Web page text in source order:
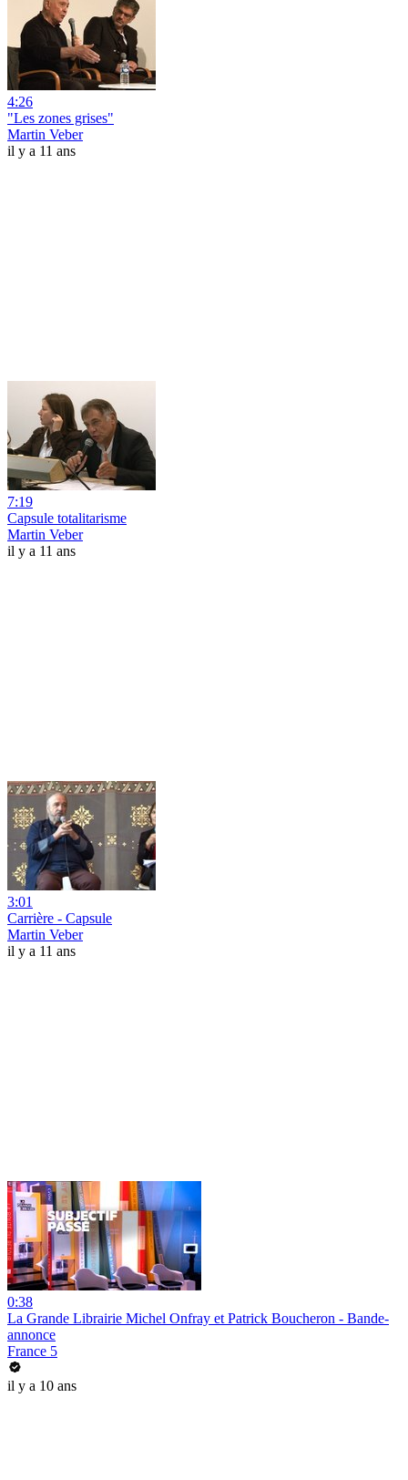
4:26
"Les zones grises"
Martin Veber
il y a 11 ans
7:19
Capsule totalitarisme
Martin Veber
il y a 11 ans
3:01
Carrière - Capsule
Martin Veber
il y a 11 ans
0:38
La Grande Librairie Michel Onfray et Patrick Boucheron - Bande-
annonce
France 5
il y a 10 ans